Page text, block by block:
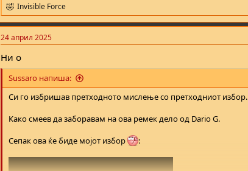
R
e
a
c
i
o
n
s
Invisible Force
24 април 2025
Ни о
Sussaro напиша:
Си го избришав претходното мислење со претходниот избор.
Како смеев да заборавам на ова ремек дело од Dario G.
Сепак ова ќе биде мојот избор
: